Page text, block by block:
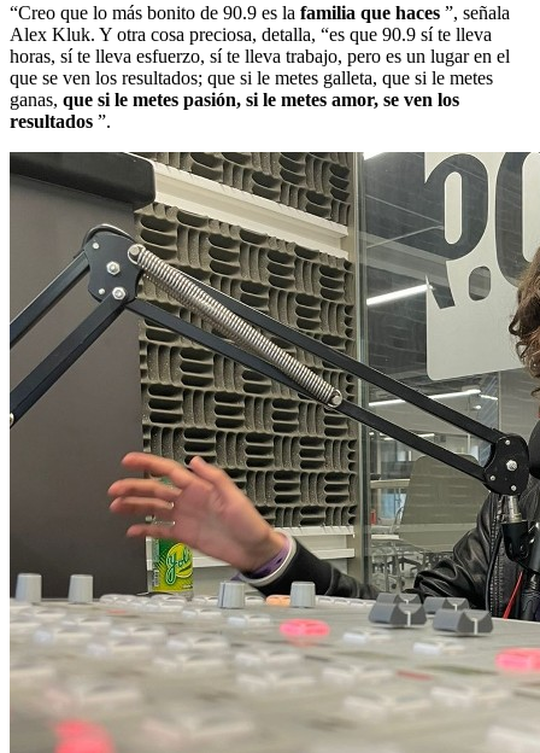
“Creo que lo más bonito de 90.9 es la familia que haces ”, señala
Alex Kluk. Y otra cosa preciosa, detalla, “es que 90.9 sí te lleva
horas, sí te lleva esfuerzo, sí te lleva trabajo, pero es un lugar en el
que se ven los resultados; que si le metes galleta, que si le metes
ganas, que si le metes pasión, si le metes amor, se ven los
resultados ”.